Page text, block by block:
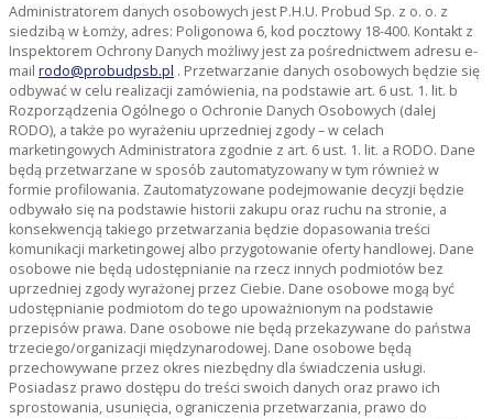
Administratorem danych osobowych jest P.H.U. Probud Sp. z o. o. z
siedzibą w Łomży, adres: Poligonowa 6, kod pocztowy 18-400. Kontakt z
Inspektorem Ochrony Danych możliwy jest za pośrednictwem adresu e-
mail rodo@probudpsb.pl . Przetwarzanie danych osobowych będzie się
odbywać w celu realizacji zamówienia, na podstawie art. 6 ust. 1. lit. b
Rozporządzenia Ogólnego o Ochronie Danych Osobowych (dalej
RODO), a także po wyrażeniu uprzedniej zgody – w celach
marketingowych Administratora zgodnie z art. 6 ust. 1. lit. a RODO. Dane
będą przetwarzane w sposób zautomatyzowany w tym również w
formie profilowania. Zautomatyzowane podejmowanie decyzji będzie
odbywało się na podstawie historii zakupu oraz ruchu na stronie, a
konsekwencją takiego przetwarzania będzie dopasowania treści
komunikacji marketingowej albo przygotowanie oferty handlowej. Dane
osobowe nie będą udostępnianie na rzecz innych podmiotów bez
uprzedniej zgody wyrażonej przez Ciebie. Dane osobowe mogą być
udostępnianie podmiotom do tego upoważnionym na podstawie
przepisów prawa. Dane osobowe nie będą przekazywane do państwa
trzeciego/organizacji międzynarodowej. Dane osobowe będą
przechowywane przez okres niezbędny dla świadczenia usługi.
Posiadasz prawo dostępu do treści swoich danych oraz prawo ich
sprostowania, usunięcia, ograniczenia przetwarzania, prawo do